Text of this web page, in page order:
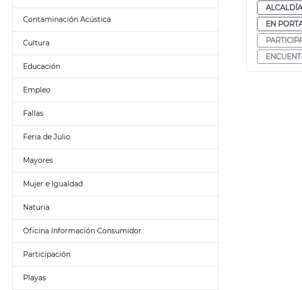
Contaminación Acústica
Cultura
Educación
Empleo
Fallas
Feria de Julio
Mayores
Mujer e Igualdad
Naturia
Oficina Información Consumidor
Participación
Playas
ALCALDÍA
EN